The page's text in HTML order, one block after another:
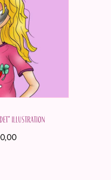
det" Illustration